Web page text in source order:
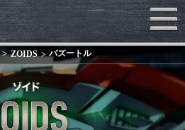
ZOIDS バズートル